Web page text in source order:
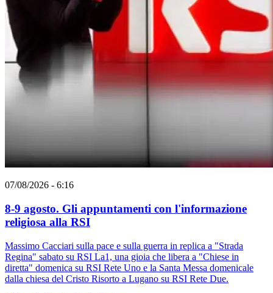
07/08/2026 - 6:16
8-9 agosto. Gli appuntamenti con l'informazione
religiosa alla RSI
Massimo Cacciari sulla pace e sulla guerra in replica a "Strada
Regina" sabato su RSI La1, una gioia che libera a "Chiese in
diretta" domenica su RSI Rete Uno e la Santa Messa domenicale
dalla chiesa del Cristo Risorto a Lugano su RSI Rete Due.